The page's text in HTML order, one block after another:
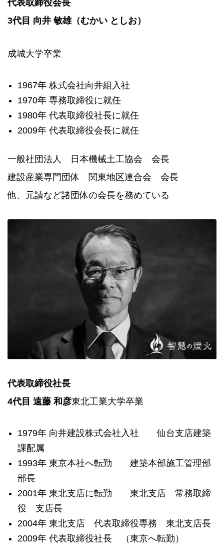
代表取締役会長
3代目 向井 敏雄（むかい としお）
成城大学卒業
1967年 株式会社向井組入社
1970年 専務取締役に就任
1980年 代表取締役社長に就任
2009年 代表取締役会長に就任
一般社団法人 日本機械土工協会 会長
建設産業専門団体 関東地区連合会 会長
他、元請など諸団体の会長を務めている
代表取締役社長
4代目 遠藤 和彦東北工業大学卒業
1979年 向井建設株式会社入社 仙台支店建築
課配属
1993年 東京本社へ転勤 建築本部施工管理部
部長
2001年 東北支店に転勤 東北支店 常務取締
役 支店長
2004年 東北支店 代表取締役専務 東北支店長
2009年 代表取締役社長 （東京へ転勤）